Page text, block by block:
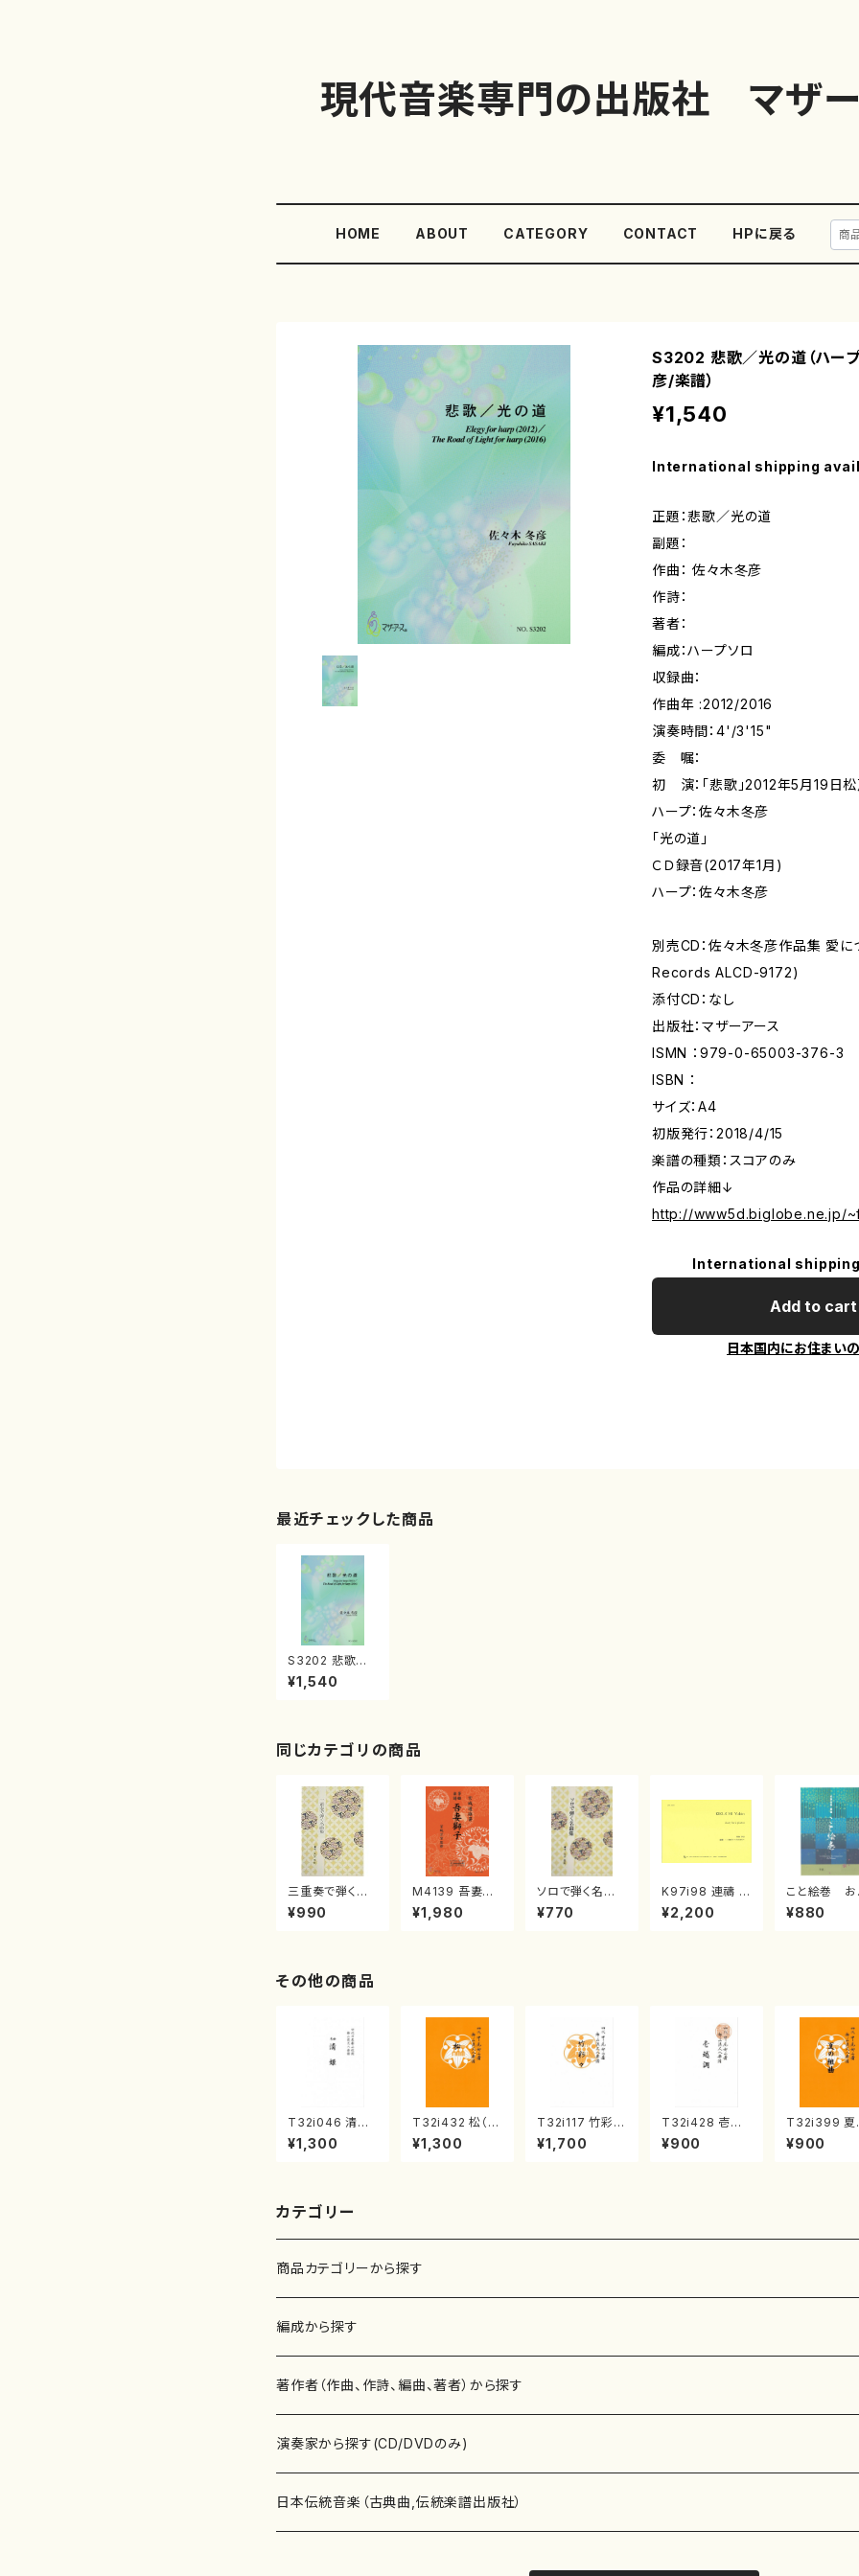
現代音楽専門の出版社 マザー
HOME ABOUT CATEGORY CONTACT HPに戻る
S3202 悲歌／光の道（ハー
彦/楽譜）
¥1,540
International shipping
正題：悲歌／光の道
副題：
作曲： 佐々木冬彦
作詩：
著者：
編成：ハープソロ
収録曲：
作曲年 :2012/2016
演奏時間：4'/3'15"
委 嘱：
初 演：「悲歌」2012年5月19日
ハープ：佐々木冬彦
「光の道」
ＣＤ録音(2017年1月)
ハープ：佐々木冬彦
別売CD：佐々木冬彦作品集 愛に
Records ALCD-9172)
添付CD：なし
出版社：マザーアース
ISMN ：979-0-65003-376-3
ISBN ：
サイズ：A4
初版発行：2018/4/15
楽譜の種類：スコアのみ
作品の詳細↓
http://www5d.biglobe.ne.jp/
International
Add to cart
日本国内にお住まい
最近チェックした商品
S3202 悲歌／
光の道（ハープソ
ロ/佐々木冬彦/
¥1,540
同じカテゴリの商品
三重奏で弾く名
曲集 クリスマ
スメドレー( 箏
¥990
M4139 吾妻獅
子《箏曲楽譜》
（箏/宮城道雄
¥1,980
ソロで弾く名曲
集 クリスマス・
イブ／恋人がサ
¥770
K97i98 連禱 :
2台ピアノのため
の（2 Pianos /
¥2,200
こと絵巻 お
戸日本橋
¥880
その他の商品
T32i046 清姫
（尺八/金森高山/
楽譜）都山流公
¥1,300
T32i432 松（尺
八/宮城道雄/楽
譜）都山流公刊
¥1,300
T32i117 竹彩々
（尺八/初代 山本
邦山/尺八/都山
¥1,700
T32i428 壱越
調（尺八/初代 中
村双葉/楽譜）都
¥900
T32i399 夏
組曲（尺八/初
山川園松/楽譜
¥900
カテゴリー
商品カテゴリーから探す
楽譜
書籍
書籍
テキストブック
CD・DVD
チケット
編成から探す
邦楽器
箏・琴（ソロ）
箏・琴（合奏）
合唱
混声合唱
歌・声
著作者（作曲、作詩、編曲、著者）から探す
あ行
青木省三(アオキ ショウゾウ)
か行
演奏家から探す(CD/DVDのみ)
邦楽（箏、三味線、尺八等）演奏家
日本伝統音楽（古典曲,伝統楽譜出版社）